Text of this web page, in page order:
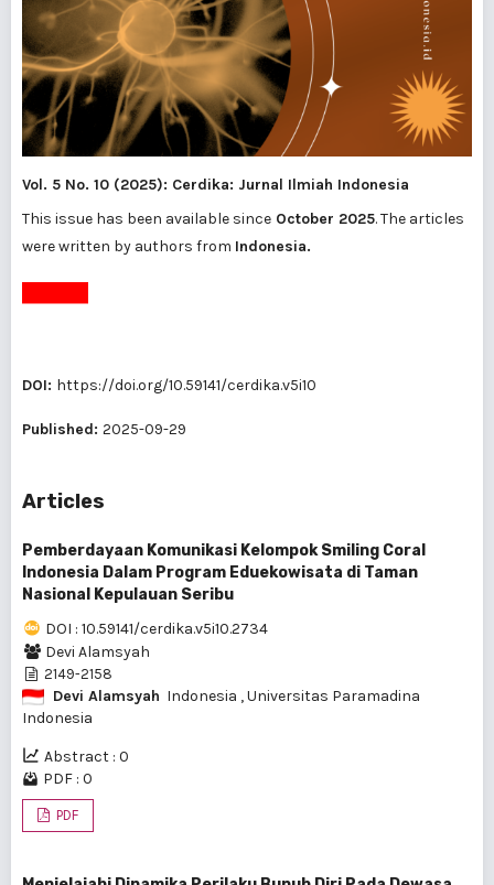
Vol. 5 No. 10 (2025): Cerdika: Jurnal Ilmiah Indonesia
This issue has been available since October 2025. The articles
were written by authors from Indonesia.
DOI: https://doi.org/10.59141/cerdika.v5i10
Published: 2025-09-29
Articles
Pemberdayaan Komunikasi Kelompok Smiling Coral
Indonesia Dalam Program Eduekowisata di Taman
Nasional Kepulauan Seribu
DOI : 10.59141/cerdika.v5i10.2734
Devi Alamsyah
2149-2158
Devi Alamsyah Indonesia , Universitas Paramadina
Indonesia
Abstract : 0
PDF : 0
PDF